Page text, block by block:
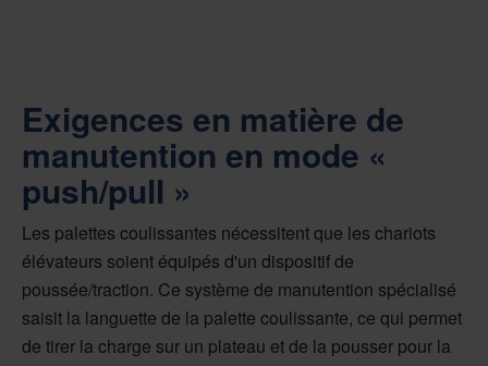
Exigences en matière de
manutention en mode «
push/pull »
Les palettes coulissantes nécessitent que les chariots
élévateurs soient équipés d'un dispositif de
poussée/traction. Ce système de manutention spécialisé
saisit la languette de la palette coulissante, ce qui permet
de tirer la charge sur un plateau et de la pousser pour la